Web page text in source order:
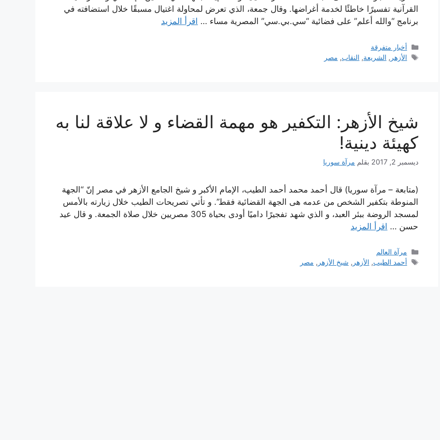
القرآنية تفسيرًا خاطئًا لخدمة أغراضها. وقال جمعة، الذي تعرض لمحاولة اغتيال مسبقًا خلال استضافته في
برنامج “والله أعلم” على فضائية “سي.بي.سي” المصرية مساء … اقرأ المزيد
التصنيفات
أخبار متفرقة
الوسوم
الأزهر , الشريعة, النقاب, مصر
شيخ الأزهر: التكفير هو مهمة القضاء و لا علاقة لنا به
كهيئة دينية!
ديسمبر 2, 2017 بقلم مرآة سوريا
(متابعة – مرآة سوريا) قال أحمد محمد أحمد الطيب، الإمام الأكبر و شيخ الجامع الأزهر في مصر إنّ “الجهة
المنوطة بتكفير الشخص من عدمه هى الجهة القضائية فقط”. و تأتي تصريحات الطيب خلال زيارته بالأمس
لمسجد الروضة ببئر العبد، و الذي شهد تفجيرًا داميًا أودى بحياة 305 مصريين خلال صلاة الجمعة. و قال عيد
حسن … اقرأ المزيد
التصنيفات
مرآة العالم
الوسوم
أحمد الطيب, الأزهر , شيخ الأزهر , مصر